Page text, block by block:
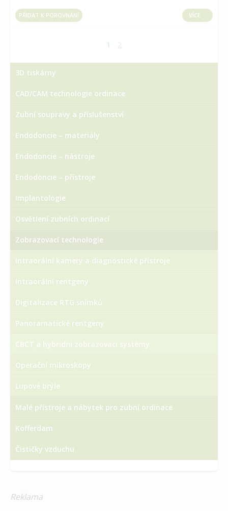
PŘIDAT K POROVNÁNÍ VÍCE
1
3D tiskárny
CAD/CAM technologie ordinace
Zubní soupravy a příslušenství
Endodoncie – materiály
Endodoncie – nástroje
Endodoncie – přístroje
Implantologie
Osvětlení zubních ordinací
Zobrazovací technologie
Intraorální kamery a diagnostické přístroje
Intraorální rentgeny
Digitalizace RTG snímků
Panoramatické rentgeny
CBCT a hybridní zobrazovací systémy
Operační mikroskopy
Lupové brýle
Malé přístroje a nábytek pro zubní ordinace
Kofferdam
Čističky vzduchu
Reklama